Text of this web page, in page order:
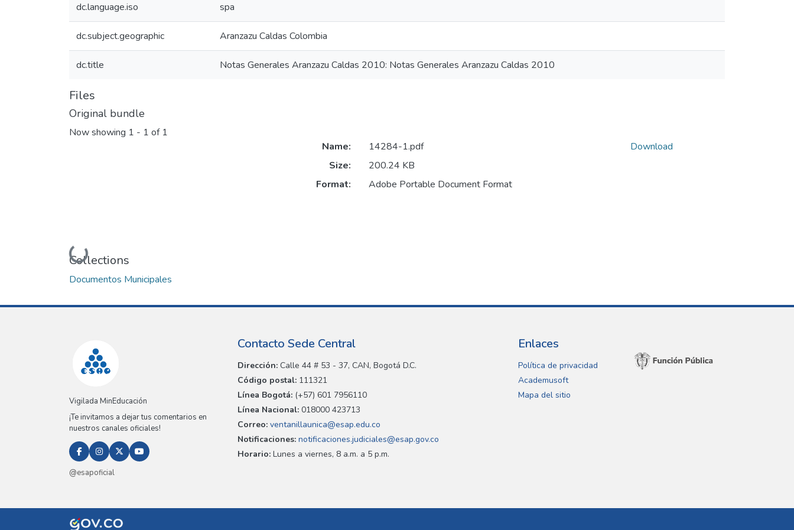
dc.language.iso spa
dc.subject.geographic Aranzazu Caldas Colombia
dc.title Notas Generales Aranzazu Caldas 2010: Notas Generales Aranzazu Caldas 2010
Files
Original bundle
Now showing 1 - 1 of 1
Loading...
Name:
14284-1.pdf
Size:
200.24 KB
Format:
Adobe Portable Document Format
Download
Collections
Documentos Municipales
Vigilada MinEducación
¡Te invitamos a dejar tus comentarios en
nuestros canales oficiales!
@esapoficial
Contacto Sede Central
Dirección: Calle 44 # 53 - 37, CAN, Bogotá D.C.
Código postal: 111321
Línea Bogotá: (+57) 601 7956110
Línea Nacional: 018000 423713
Correo: ventanillaunica@esap.edu.co
Notificaciones: notificaciones.judiciales@esap.gov.co
Horario: Lunes a viernes, 8 a.m. a 5 p.m.
Enlaces
Política de privacidad
Academusoft
Mapa del sitio